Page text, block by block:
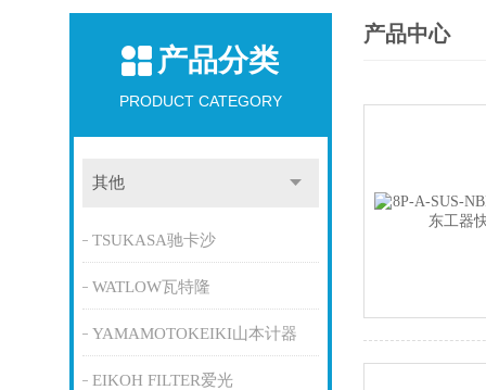
产品分类
PRODUCT CATEGORY
其他
TSUKASA驰卡沙
WATLOW瓦特隆
YAMAMOTOKEIKI山本计器
EIKOH FILTER爱光
产品中心